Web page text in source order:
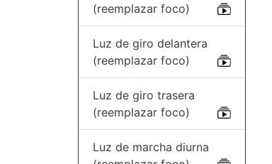
(reemplazar foco)
Luz de giro delantera
(reemplazar foco)
Luz de giro trasera
(reemplazar foco)
Luz de marcha diurna